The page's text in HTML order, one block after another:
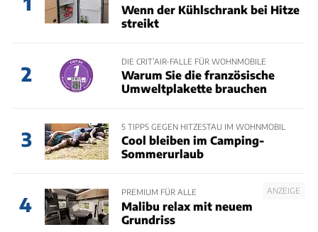
Wenn der Kühlschrank bei Hitze
streikt
2
DIE CRIT’AIR-FALLE FÜR WOHNMOBILE
Warum Sie die französische
Umweltplakette brauchen
3
5 TIPPS GEGEN HITZESTAU IM WOHNMOBIL
Cool bleiben im Camping-
Sommerurlaub
4
ANZEIGE
PREMIUM FÜR ALLE
Malibu relax mit neuem
Grundriss